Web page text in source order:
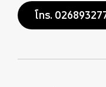
โทร.